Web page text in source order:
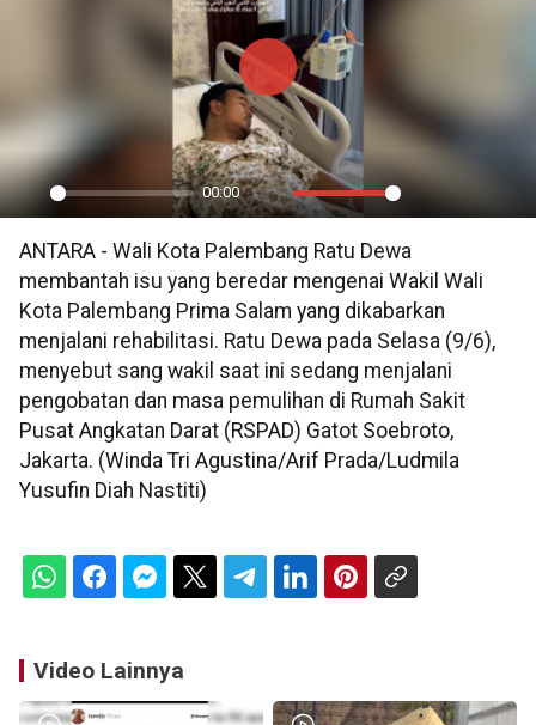
Play
00:00
Mute Settings
PIP
Play
ANTARA - Wali Kota Palembang Ratu Dewa
membantah isu yang beredar mengenai Wakil Wali
Kota Palembang Prima Salam yang dikabarkan
menjalani rehabilitasi. Ratu Dewa pada Selasa (9/6),
menyebut sang wakil saat ini sedang menjalani
pengobatan dan masa pemulihan di Rumah Sakit
Pusat Angkatan Darat (RSPAD) Gatot Soebroto,
Jakarta. (Winda Tri Agustina/Arif Prada/Ludmila
Yusufin Diah Nastiti)
Video Lainnya